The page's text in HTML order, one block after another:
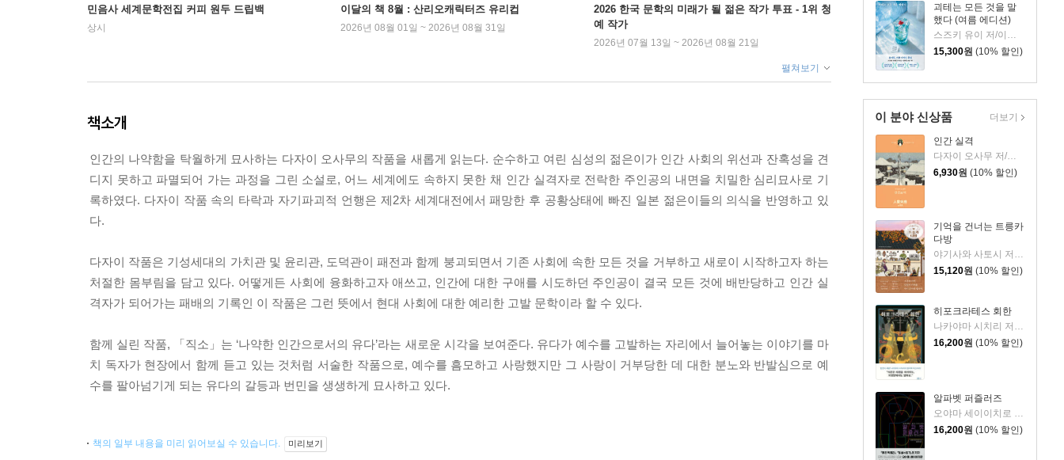
괴테는 모든 것을 말
했다 (여름 에디션)
15,300원 (10% 할인)
이 분야 신상품
인간 실격
다자이 오사무 저/김소영 역
6,930원 (10% 할인)
기억을 건너는 트릉카
다방
야기사와 사토시 저/임희선 역
15,120원 (10% 할인)
히포크라테스 회한
나카야마 시치리 저/민경욱 역
16,200원 (10% 할인)
알파벳 퍼즐러즈
오야마 세이이치로 저/김은모 역
16,200원 (10% 할인)
더보기
민음사 세계문학전집 커피 원두 드립백
상시
이달의 책 8월 : 산리오캐릭터즈 유리컵
2026년 08월 01일 ~ 2026년 08월 31일
2026 한국 문학의 미래가 될 젊은 작가 투표 - 1위 청
예 작가
2026년 07월 13일 ~ 2026년 08월 21일
펼쳐보기
책소개
인간의 나약함을 탁월하게 묘사하는 다자이 오사무의 작품을 새롭게 읽는다. 순수하고 여린 심성의 젊은이가 인간 사회의 위선과 잔혹성을 견
디지 못하고 파멸되어 가는 과정을 그린 소설로, 어느 세계에도 속하지 못한 채 인간 실격자로 전락한 주인공의 내면을 치밀한 심리묘사로 기
록하였다. 다자이 작품 속의 타락과 자기파괴적 언행은 제2차 세계대전에서 패망한 후 공황상태에 빠진 일본 젊은이들의 의식을 반영하고 있
다.
다자이 작품은 기성세대의 가치관 및 윤리관, 도덕관이 패전과 함께 붕괴되면서 기존 사회에 속한 모든 것을 거부하고 새로이 시작하고자 하는
처절한 몸부림을 담고 있다. 어떻게든 사회에 융화하고자 애쓰고, 인간에 대한 구애를 시도하던 주인공이 결국 모든 것에 배반당하고 인간 실
격자가 되어가는 패배의 기록인 이 작품은 그런 뜻에서 현대 사회에 대한 예리한 고발 문학이라 할 수 있다.
함께 실린 작품, 「직소」는 ‘나약한 인간으로서의 유다’라는 새로운 시각을 보여준다. 유다가 예수를 고발하는 자리에서 늘어놓는 이야기를 마
치 독자가 현장에서 함께 듣고 있는 것처럼 서술한 작품으로, 예수를 흠모하고 사랑했지만 그 사랑이 거부당한 데 대한 분노와 반발심으로 예
수를 팔아넘기게 되는 유다의 갈등과 번민을 생생하게 묘사하고 있다.
책의 일부 내용을 미리 읽어보실 수 있습니다. 미리보기